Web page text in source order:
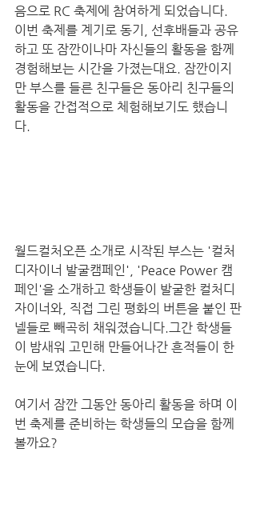
음으로 RC 축제에 참여하게 되었습니다.
이번 축제를 계기로 동기, 선후배들과 공유
하고 또 잠깐이나마 자신들의 활동을 함께
경험해보는 시간을 가졌는대요. 잠깐이지
만 부스를 들른 친구들은 동아리 친구들의
활동을 간접적으로 체험해보기도 했습니
다.
월드컬처오픈 소개로 시작된 부스는 '컬처
디자이너 발굴캠페인', 'Peace Power 캠
페인'을 소개하고 학생들이 발굴한 컬처디
자이너와, 직접 그린 평화의 버튼을 붙인 판
넬들로 빼곡히 채워졌습니다.그간 학생들
이 밤새워 고민해 만들어나간 흔적들이 한
눈에 보였습니다.
여기서 잠깐 그동안 동아리 활동을 하며 이
번 축제를 준비하는 학생들의 모습을 함께
볼까요?